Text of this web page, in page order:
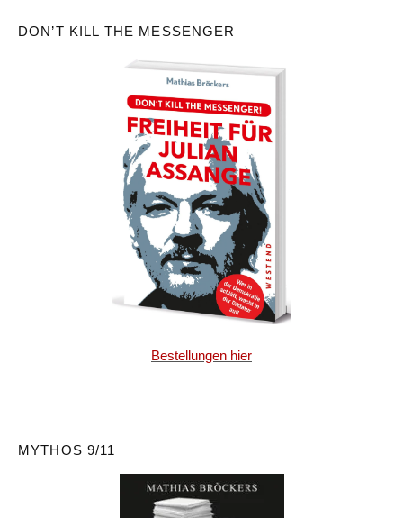
DON’T KILL THE MESSENGER
Bestellungen hier
MYTHOS 9/11